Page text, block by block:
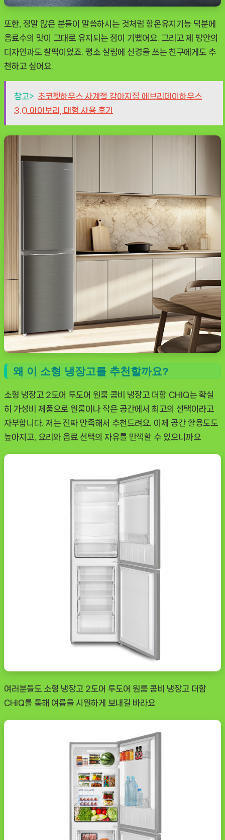
또한, 정말 많은 분들이 말씀하시는 것처럼 항온유지기능 덕분에
음료수의 맛이 그대로 유지되는 점이 기뻤어요. 그리고 제 방안의
디자인과도 찰떡이었죠. 평소 살림에 신경을 쓰는 친구에게도 추
천하고 싶어요.
참고> 초코펫하우스 사계절 강아지집 에브리데이하우스
3.0 아이보리, 대형 사용 후기
왜 이 소형 냉장고를 추천할까요?
소형 냉장고 2도어 투도어 원룸 콤비 냉장고 더함 CHIQ는 확실
히 가성비 제품으로 원룸이나 작은 공간에서 최고의 선택이라고
자부합니다. 저는 진짜 만족해서 추천드려요. 이제 공간 활용도도
높아지고, 요리와 음료 선택의 자유를 만끽할 수 있으니까요
여러분들도 소형 냉장고 2도어 투도어 원룸 콤비 냉장고 더함
CHIQ를 통해 여름을 시원하게 보내길 바라요